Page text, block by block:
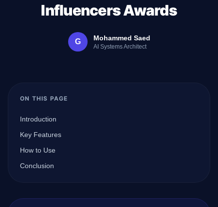
Login
Influencers Awards
G Mohammed Saed
AI Systems Architect
ON THIS PAGE
Introduction
Key Features
How to Use
Conclusion